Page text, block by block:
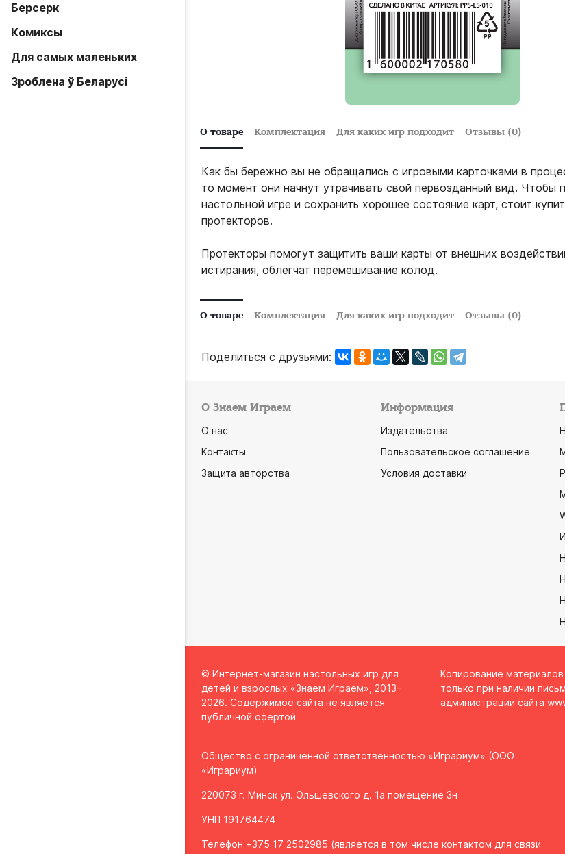
Берсерк
Комиксы
Для самых маленьких
Зроблена ў Беларусi
О товаре Комплектация Для каких игр подходит Отзывы (0)
Как бы бережно вы не обращались с игровыми карточками в
то момент они начнут утрачивать свой первозданный вид. Чтобы
настольной игре и сохранить хорошее состояние карт, стоит
протекторов.
Протекторы помогут защитить ваши карты от внешних
истирания, облегчат перемешивание колод.
О товаре Комплектация Для каких игр подходит Отзывы (0)
Поделиться с друзьями:
О Знаем Играем
О нас
Контакты
Защита авторства
Информация
Издательства
Пользовательское соглашение
Условия доставки
© Интернет-магазин настольных игр для
детей и взрослых «Знаем Играем», 2013–
2026. Содержимое сайта не является
публичной офертой
Копирование
только при наличии
администрации сайта
Общество с ограниченной ответственностью «Играриум» (ООО
«Играриум)
220073 г. Минск ул. Ольшевского д. 1а помещение 3н
УНП 191764474
Телефон +375 17 2502985 (является в том числе контактом для связи